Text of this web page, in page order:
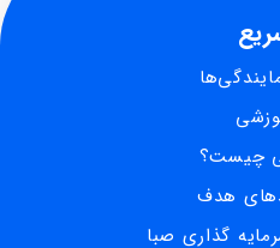
چیست؟
هدف
گذاری صبا